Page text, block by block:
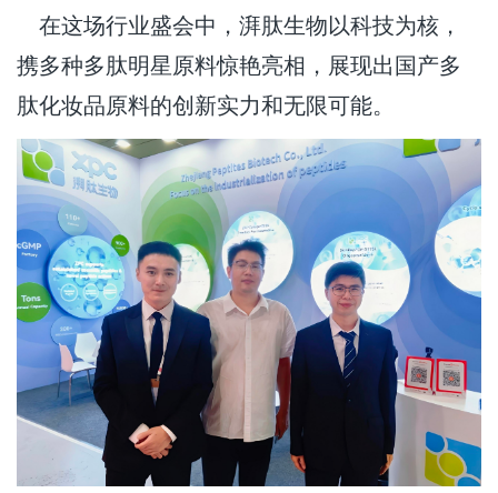
在这场行业盛会中，湃肽生物以科技为核，
携多种多肽明星原料惊艳亮相，展现出国产多
肽化妆品原料的创新实力和无限可能。